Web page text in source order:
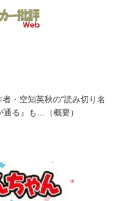
もらった」
・空知英秋の“読み切り名
る』も…（概要）